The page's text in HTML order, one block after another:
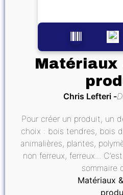
Matériaux
Chris Lefteri
Pour créer un produit, un
choix : bois tendres, bois
animalières, plantes,
non ferreux, ferreux...
sommaire
Matériaux